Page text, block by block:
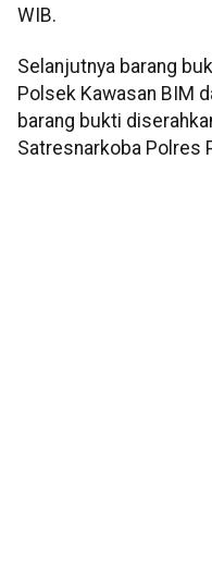
WIB.
Selanjutnya barang
Polsek Kawasan BIM
barang bukti
Satresnarkoba Polres